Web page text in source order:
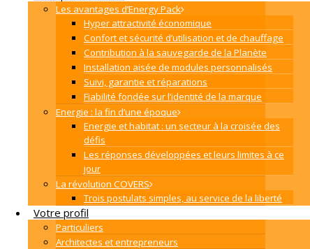
Les avantages d’Energy Pack
Hyper attractivité économique
Confort et sécurité d’utilisation et de chauffage
Contribution à la sauvegarde de la Planète
Installation aisée de modules personnalisés
Suivi, garantie et réparations
Fiabilité fondée sur l’identité de la marque
Energie : la fin d’une époque
Energie et habitat : un secteur à la croisée des
défis
Les réponses développées et leurs limites à ce
jour
La révolution COVERS
Trois postulats simples, au service de la liberté
Votre profil
Particuliers
Architectes et entrepreneurs